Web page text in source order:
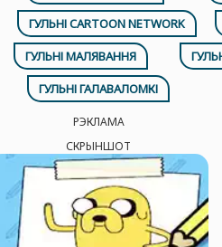
ГУЛЬНІ CARTOON NETWORK
ГУЛЬНІ МАЛЯВАННЯ
ГУЛЬНІ ГАЛАВАЛОМКІ
РЭКЛАМА
СКРЫНШОТ